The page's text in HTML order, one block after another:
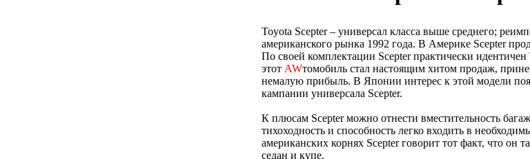
Toyota Scepter – универсал класса выше среднего;
американского рынка 1992 года. В Америке Scepter
По своей комплектации Scepter практически
этот AWтомобиль стал настоящим хитом продаж,
немалую прибыль. В Японии интерес к этой модели
кампании универсала Scepter.
К плюсам Scepter можно отнести вместительность
тихоходность и способность легко входить в
американских корнях Scepter говорит тот факт, что он
седан и купе.